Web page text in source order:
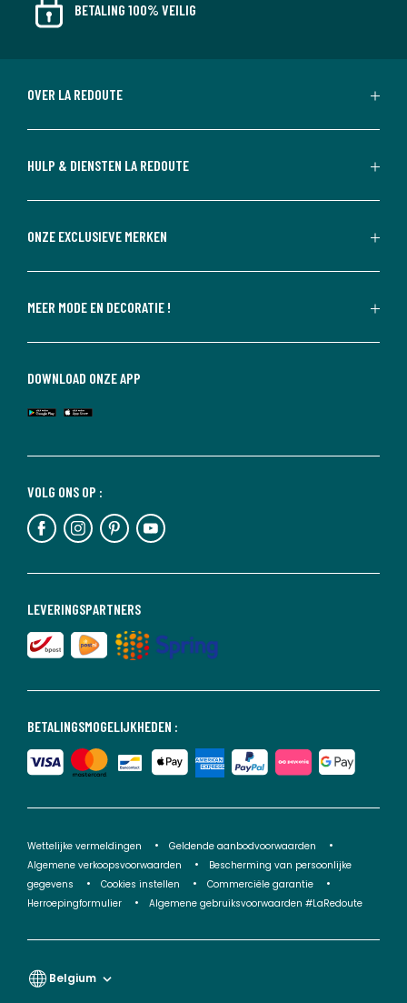
BETALING 100% VEILIG
OVER LA REDOUTE
HULP & DIENSTEN LA REDOUTE
ONZE EXCLUSIEVE MERKEN
MEER MODE EN DECORATIE !
BETALINGSMOGELIJKHEDEN :
LEVERINGSPARTNERS
VOLG ONS OP :
DOWNLOAD ONZE APP
Wettelijke vermeldingen
Geldende aanbodvoorwaarden
Algemene verkoopsvoorwaarden
Bescherming van persoonlijke
gegevens
Cookies instellen
Commerciële garantie
Herroepingformulier
Algemene gebruiksvoorwaarden #LaRedoute
Belgium